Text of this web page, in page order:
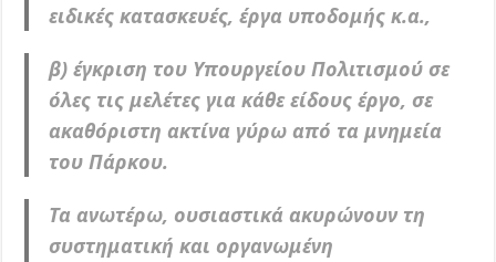
ειδικές κατασκευές, έργα υποδομής κ.α.,
β) έγκριση του Υπουργείου Πολιτισμού σε
όλες τις μελέτες για κάθε είδους έργο, σε
ακαθόριστη ακτίνα γύρω από τα μνημεία
του Πάρκου.
Τα ανωτέρω, ουσιαστικά ακυρώνουν τη
συστηματική και οργανωμένη